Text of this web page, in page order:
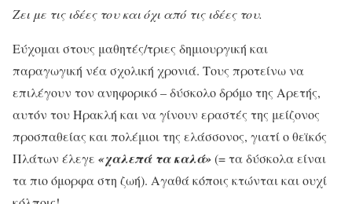
Ζει με τις ιδέες του και όχι από τις ιδέες του.
Εύχομαι στους μαθητές/τριες δημιουργική και
παραγωγική νέα σχολική χρονιά. Τους προτείνω να
επιλέγουν τον ανηφορικό – δύσκολο δρόμο της Αρετής,
αυτόν του Ηρακλή και να γίνουν εραστές της μείζονος
προσπαθείας και πολέμιοι της ελάσσονος, γιατί ο θεϊκός
Πλάτων έλεγε «χαλεπά τα καλά»(= τα δύσκολα είναι
τα πιο όμορφα στη ζωή). Αγαθά κόποις κτώνται και ουχί